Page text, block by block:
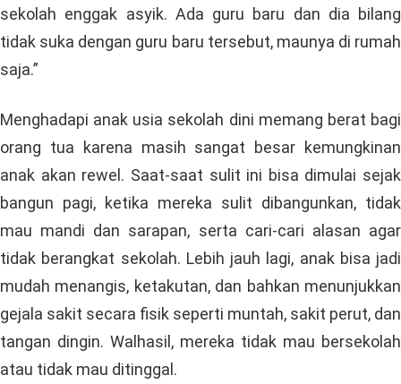
sekolah enggak asyik. Ada guru baru dan dia bilang
tidak suka dengan guru baru tersebut, maunya di rumah
saja.”
Menghadapi anak usia sekolah dini memang berat bagi
orang tua karena masih sangat besar kemungkinan
anak akan rewel. Saat-saat sulit ini bisa dimulai sejak
bangun pagi, ketika mereka sulit dibangunkan, tidak
mau mandi dan sarapan, serta cari-cari alasan agar
tidak berangkat sekolah. Lebih jauh lagi, anak bisa jadi
mudah menangis, ketakutan, dan bahkan menunjukkan
gejala sakit secara fisik seperti muntah, sakit perut, dan
tangan dingin. Walhasil, mereka tidak mau bersekolah
atau tidak mau ditinggal.